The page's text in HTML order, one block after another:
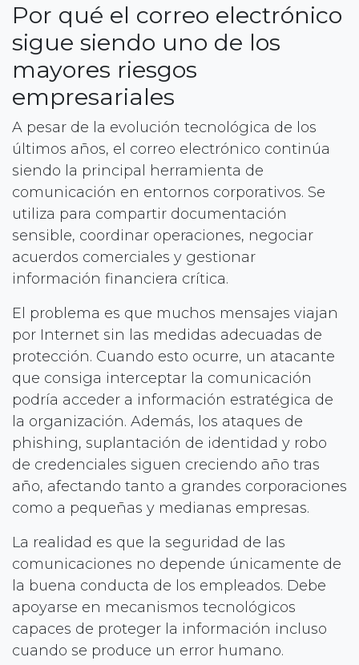
Por qué el correo electrónico
sigue siendo uno de los
mayores riesgos
empresariales
A pesar de la evolución tecnológica de los
últimos años, el correo electrónico continúa
siendo la principal herramienta de
comunicación en entornos corporativos. Se
utiliza para compartir documentación
sensible, coordinar operaciones, negociar
acuerdos comerciales y gestionar
información financiera crítica.
El problema es que muchos mensajes viajan
por Internet sin las medidas adecuadas de
protección. Cuando esto ocurre, un atacante
que consiga interceptar la comunicación
podría acceder a información estratégica de
la organización. Además, los ataques de
phishing, suplantación de identidad y robo
de credenciales siguen creciendo año tras
año, afectando tanto a grandes corporaciones
como a pequeñas y medianas empresas.
La realidad es que la seguridad de las
comunicaciones no depende únicamente de
la buena conducta de los empleados. Debe
apoyarse en mecanismos tecnológicos
capaces de proteger la información incluso
cuando se produce un error humano.